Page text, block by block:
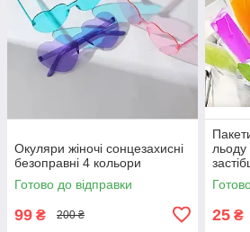
Окуляри жіночі сонцезахисні
безоправні 4 кольори
Готово до відправки
99 ₴ 200 ₴ 25 ₴